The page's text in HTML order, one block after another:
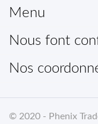
Menu
Nous font
Nos
© 2020 - Phenix